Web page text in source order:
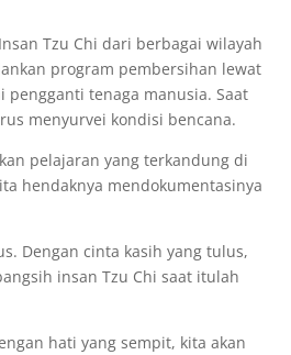
Tzu Chi dari berbagai wilayah
program pembersihan lewat
tenaga manusia. Saat
menyurvei kondisi bencana.
pelajaran yang terkandung di
hendaknya mendokumentasinya
Dengan cinta kasih yang tulus,
insan Tzu Chi saat itulah
hati yang sempit, kita akan